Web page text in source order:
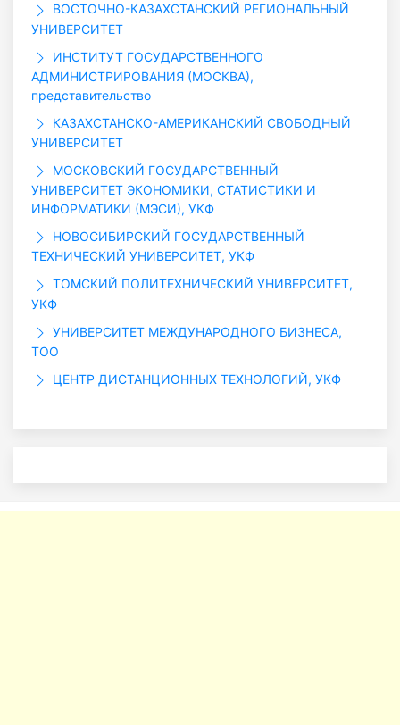
ВОСТОЧНО-КАЗАХСТАНСКИЙ РЕГИОНАЛЬНЫЙ
УНИВЕРСИТЕТ
ИНСТИТУТ ГОСУДАРСТВЕННОГО
АДМИНИСТРИРОВАНИЯ (МОСКВА),
представительство
КАЗАХСТАНСКО-АМЕРИКАНСКИЙ СВОБОДНЫЙ
УНИВЕРСИТЕТ
МОСКОВСКИЙ ГОСУДАРСТВЕННЫЙ
УНИВЕРСИТЕТ ЭКОНОМИКИ, СТАТИСТИКИ И
ИНФОРМАТИКИ (МЭСИ), УКФ
НОВОСИБИРСКИЙ ГОСУДАРСТВЕННЫЙ
ТЕХНИЧЕСКИЙ УНИВЕРСИТЕТ, УКФ
ТОМСКИЙ ПОЛИТЕХНИЧЕСКИЙ УНИВЕРСИТЕТ,
УКФ
УНИВЕРСИТЕТ МЕЖДУНАРОДНОГО БИЗНЕСА,
ТОО
ЦЕНТР ДИСТАНЦИОННЫХ ТЕХНОЛОГИЙ, УКФ